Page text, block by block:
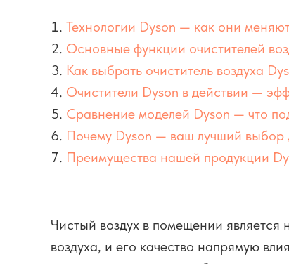
Технологии Dyson — как они
Основные функции очистителей
Как выбрать очиститель воздуха
Очистители Dyson в действии —
Сравнение моделей Dyson — что
Почему Dyson — ваш лучший выбор
Преимущества нашей продукции
Чистый воздух в помещении
воздуха, и его качество напрямую